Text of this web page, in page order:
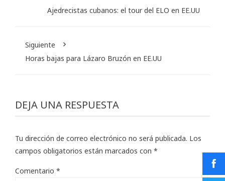
Ajedrecistas cubanos: el tour del ELO en EE.UU
Siguiente
Horas bajas para Lázaro Bruzón en EE.UU
DEJA UNA RESPUESTA
Tu dirección de correo electrónico no será publicada. Los
campos obligatorios están marcados con *
Comentario *